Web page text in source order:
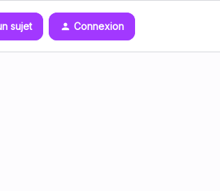
sujet Connexion